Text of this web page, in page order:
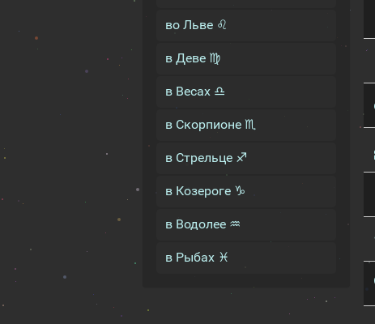
во Льве ♌
в Деве ♍
в Весах ♎
в Скорпионе ♏
в Стрельце ♐
в Козероге ♑
в Водолее ♒
в Рыбах ♓